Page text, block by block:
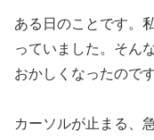
ある日のことです。
っていました。そん
おかしくなったのです
カーソルが止まる、